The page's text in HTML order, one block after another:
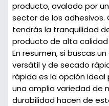
producto, avalado por
sector de los adhesivos.
tendrás la tranquilidad
producto de alta
En resumen, si buscas
versátil y de secado
rápidaes la opción ideal
una amplia variedad de
durabilidad hacen de